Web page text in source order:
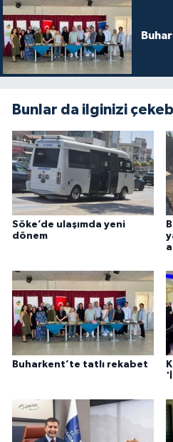
Bunlar da ilginizi
Söke’de ulaşımda yeni
dönem
Buharkent’te tatlı rekabet